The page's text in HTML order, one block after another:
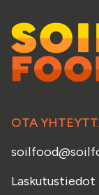
OTA
Laskutustiedot